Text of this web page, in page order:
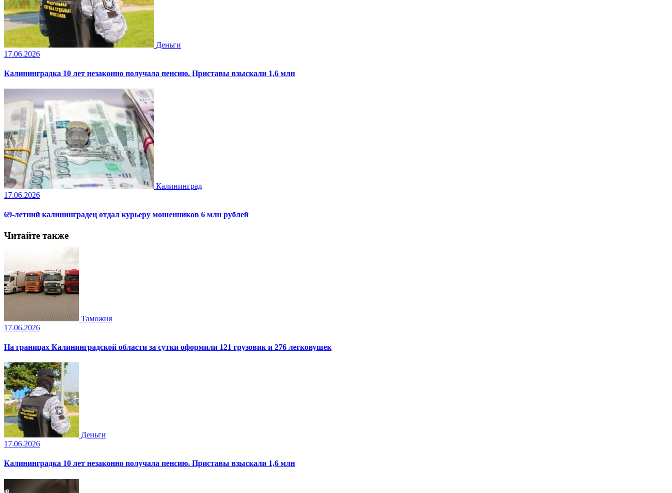
Деньги
17.06.2026
Калининградка 10 лет незаконно получала пенсию. Приставы взыскали 1,6 млн
Калининград
17.06.2026
69-летний калининградец отдал курьеру мошенников 6 млн рублей
Читайте также
Таможня
17.06.2026
На границах Калининградской области за сутки оформили 121 грузовик и 276 легковушек
Деньги
17.06.2026
Калининградка 10 лет незаконно получала пенсию. Приставы взыскали 1,6 млн